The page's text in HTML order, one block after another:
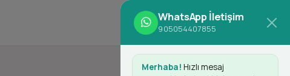
Giriş Yap Kayıt Ol
WhatsApp İletişim
905054407855
Merhaba! Hızlı mesaj